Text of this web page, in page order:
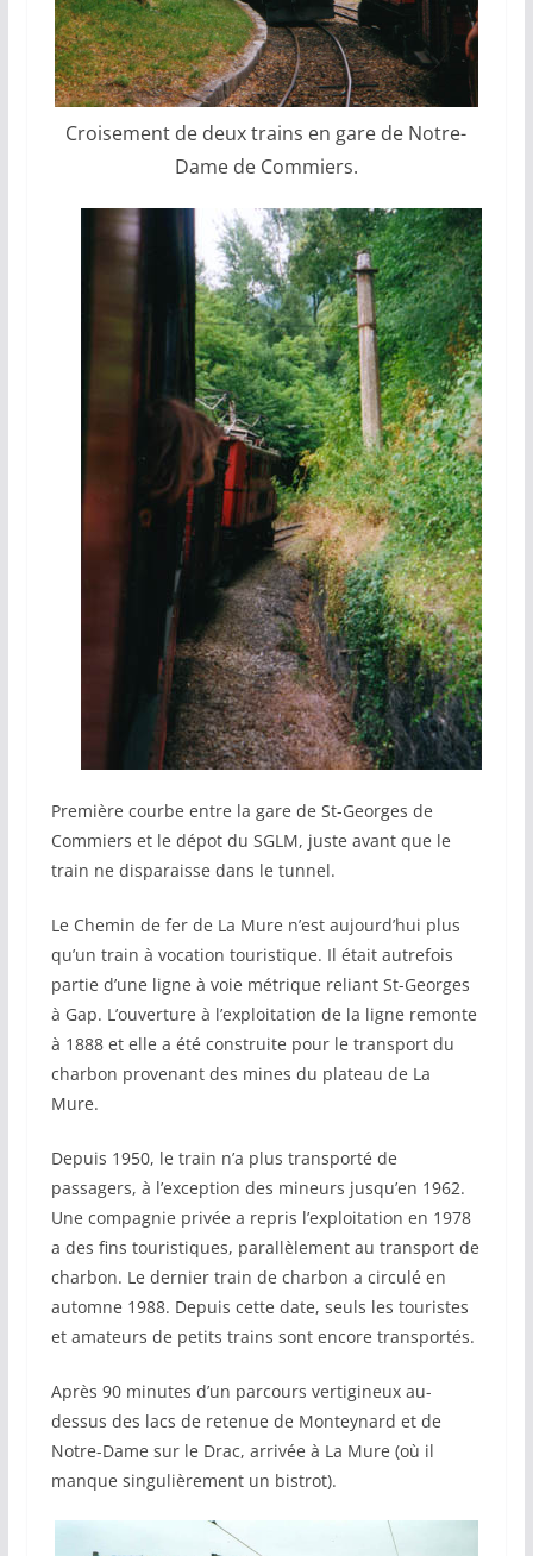
Croisement de deux trains en gare de Notre-
Dame de Commiers.
Première courbe entre la gare de St-Georges de
Commiers et le dépot du SGLM, juste avant que le
train ne disparaisse dans le tunnel.
Le Chemin de fer de La Mure n’est aujourd’hui plus
qu’un train à vocation touristique. Il était autrefois
partie d’une ligne à voie métrique reliant St-Georges
à Gap. L’ouverture à l’exploitation de la ligne remonte
à 1888 et elle a été construite pour le transport du
charbon provenant des mines du plateau de La
Mure.
Depuis 1950, le train n’a plus transporté de
passagers, à l’exception des mineurs jusqu’en 1962.
Une compagnie privée a repris l’exploitation en 1978
a des fins touristiques, parallèlement au transport de
charbon. Le dernier train de charbon a circulé en
automne 1988. Depuis cette date, seuls les touristes
et amateurs de petits trains sont encore transportés.
Après 90 minutes d’un parcours vertigineux au-
dessus des lacs de retenue de Monteynard et de
Notre-Dame sur le Drac, arrivée à La Mure (où il
manque singulièrement un bistrot).